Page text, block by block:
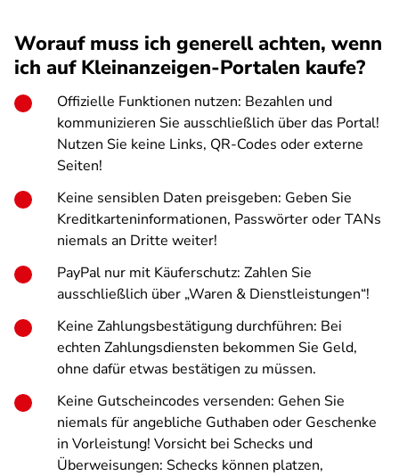
Worauf muss ich generell achten, wenn
ich auf Kleinanzeigen-Portalen kaufe?
Offizielle Funktionen nutzen: Bezahlen und
kommunizieren Sie ausschließlich über das Portal!
Nutzen Sie keine Links, QR-Codes oder externe
Seiten!
Keine sensiblen Daten preisgeben: Geben Sie
Kreditkarteninformationen, Passwörter oder TANs
niemals an Dritte weiter!
PayPal nur mit Käuferschutz: Zahlen Sie
ausschließlich über „Waren & Dienstleistungen“!
Keine Zahlungsbestätigung durchführen: Bei
echten Zahlungsdiensten bekommen Sie Geld,
ohne dafür etwas bestätigen zu müssen.
Keine Gutscheincodes versenden: Gehen Sie
niemals für angebliche Guthaben oder Geschenke
in Vorleistung! Vorsicht bei Schecks und
Überweisungen: Schecks können platzen,